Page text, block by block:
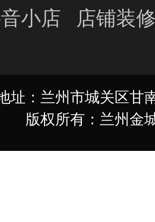
小店 店铺装
址：兰州市城关区甘
版权所有：兰州金